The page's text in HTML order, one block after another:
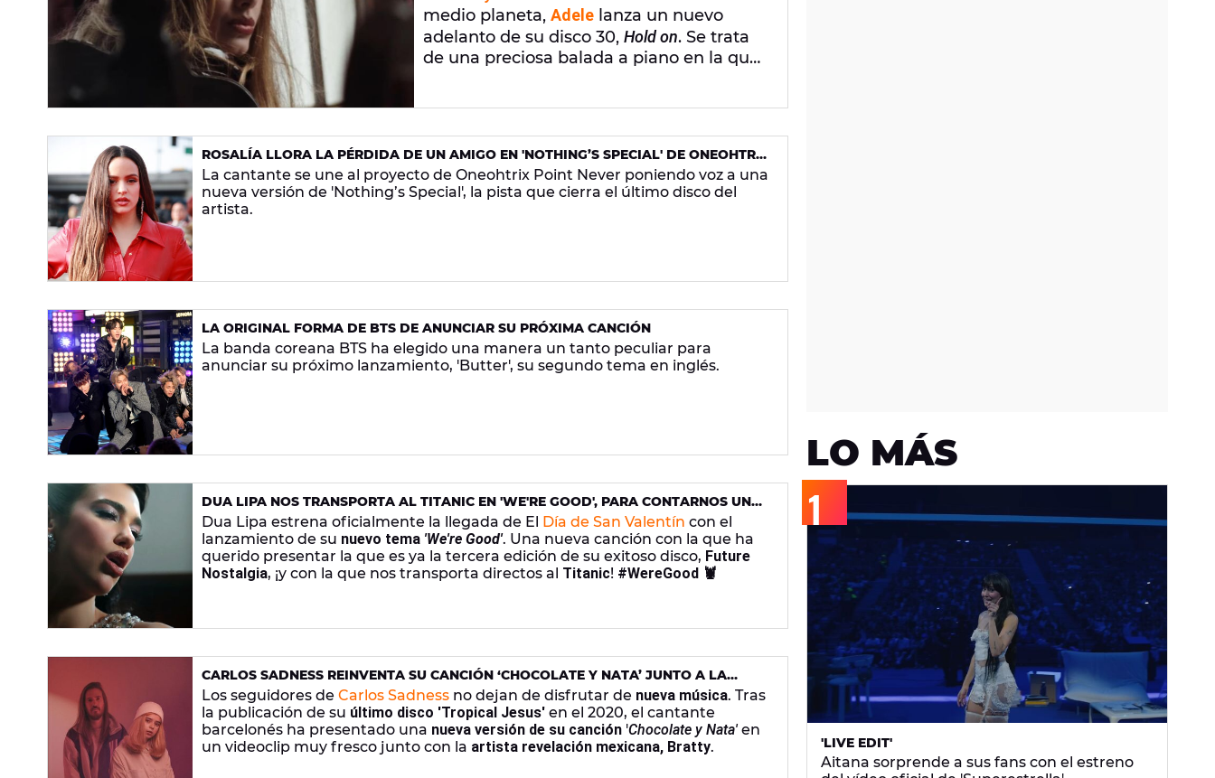
medio planeta, Adele lanza un nuevo
adelanto de su disco 30, Hold on. Se trata
de una preciosa balada a piano en la que
ROSALÍA LLORA LA PÉRDIDA DE UN AMIGO EN 'NOTHING’S SPECIAL' DE ONEOHTRIX
POINT NEVER
La cantante se une al proyecto de Oneohtrix Point Never poniendo voz a una
nueva versión de 'Nothing’s Special', la pista que cierra el último disco del
artista.
LA ORIGINAL FORMA DE BTS DE ANUNCIAR SU PRÓXIMA CANCIÓN
La banda coreana BTS ha elegido una manera un tanto peculiar para
anunciar su próximo lanzamiento, 'Butter', su segundo tema en inglés.
DUA LIPA NOS TRANSPORTA AL TITANIC EN 'WE'RE GOOD', PARA CONTARNOS UNA
HISTORIA MUY DIFERENTE DEL NAUFRAGIO
Dua Lipa estrena oficialmente la llegada de El Día de San Valentín con el
lanzamiento de su nuevo tema 'We're Good'. Una nueva canción con la que ha
querido presentar la que es ya la tercera edición de su exitoso disco, Future
Nostalgia, ¡y con la que nos transporta directos al Titanic! #WereGood 🦞
CARLOS SADNESS REINVENTA SU CANCIÓN ‘CHOCOLATE Y NATA’ JUNTO A LA
MEXICANA BRATTY
Los seguidores de Carlos Sadness no dejan de disfrutar de nueva música. Tras
la publicación de su último disco 'Tropical Jesus' en el 2020, el cantante
barcelonés ha presentado una nueva versión de su canción 'Chocolate y Nata' en
un videoclip muy fresco junto con la artista revelación mexicana, Bratty.
LO MÁS
'LIVE EDIT'
Aitana sorprende a sus fans con el estreno